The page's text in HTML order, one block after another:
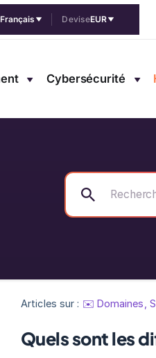
Français DeviseEUR
Cybersécurité
Articles sur : ✉️ Domaines,
Quels sont les